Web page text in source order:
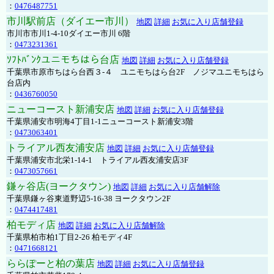
： 0476487751
市川駅前店（ダイエー市川） 地図 詳細 お気に入り店舗登録
市川市市川1-4-10ダイエー市川 6階
： 0473231361
ｿﾌﾄﾊﾞﾝｸユニモちはら台店 地図 詳細 お気に入り店舗登録
千葉県市原市ちはら台西３-４ ユニモちはら台2F ノジマユニモちはら
台店内
： 0436760050
ニューコースト新浦安店 地図 詳細 お気に入り店舗登録
千葉県浦安市明海4丁目1-1ニューコースト新浦安3階
： 0473063401
トライアル西友浦安店 地図 詳細 お気に入り店舗登録
千葉県浦安市北栄1-14-1 トライアル西友浦安店3F
： 0473057661
鎌ヶ谷店(ヨークタウン) 地図 詳細 お気に入り店舗解除
千葉県鎌ヶ谷東道野辺5-16-38 ヨークタウン2F
： 0474417481
柏モディ店 地図 詳細 お気に入り店舗解除
千葉県柏市柏1丁目2-26 柏モディ4F
： 0471668121
ららぽーと柏の葉店 地図 詳細 お気に入り店舗登録